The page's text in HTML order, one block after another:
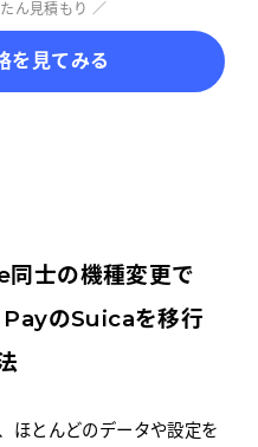
ん見積もり ／
を見てみる
士の機種変更で
のSuicaを移行
とんどのデータや設定を